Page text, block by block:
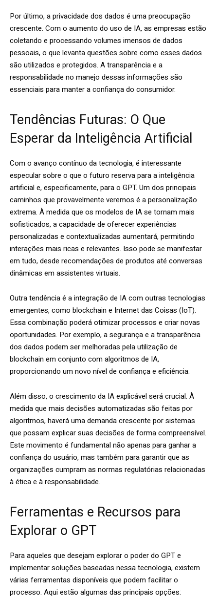
Por último, a privacidade dos dados é uma preocupação
crescente. Com o aumento do uso de IA, as empresas estão
coletando e processando volumes imensos de dados
pessoais, o que levanta questões sobre como esses dados
são utilizados e protegidos. A transparência e a
responsabilidade no manejo dessas informações são
essenciais para manter a confiança do consumidor.
Tendências Futuras: O Que
Esperar da Inteligência Artificial
Com o avanço contínuo da tecnologia, é interessante
especular sobre o que o futuro reserva para a inteligência
artificial e, especificamente, para o GPT. Um dos principais
caminhos que provavelmente veremos é a personalização
extrema. À medida que os modelos de IA se tornam mais
sofisticados, a capacidade de oferecer experiências
personalizadas e contextualizadas aumentará, permitindo
interações mais ricas e relevantes. Isso pode se manifestar
em tudo, desde recomendações de produtos até conversas
dinâmicas em assistentes virtuais.
Outra tendência é a integração de IA com outras tecnologias
emergentes, como blockchain e Internet das Coisas (IoT).
Essa combinação poderá otimizar processos e criar novas
oportunidades. Por exemplo, a segurança e a transparência
dos dados podem ser melhoradas pela utilização de
blockchain em conjunto com algoritmos de IA,
proporcionando um novo nível de confiança e eficiência.
Além disso, o crescimento da IA explicável será crucial. À
medida que mais decisões automatizadas são feitas por
algoritmos, haverá uma demanda crescente por sistemas
que possam explicar suas decisões de forma compreensível.
Este movimento é fundamental não apenas para ganhar a
confiança do usuário, mas também para garantir que as
organizações cumpram as normas regulatórias relacionadas
à ética e à responsabilidade.
Ferramentas e Recursos para
Explorar o GPT
Para aqueles que desejam explorar o poder do GPT e
implementar soluções baseadas nessa tecnologia, existem
várias ferramentas disponíveis que podem facilitar o
processo. Aqui estão algumas das principais opções: